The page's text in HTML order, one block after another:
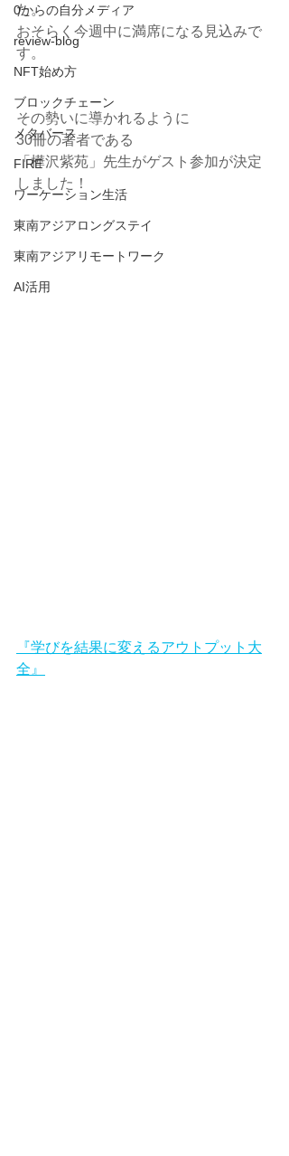
0からの自分メディア
review-blog
NFT始め方
ブロックチェーン
メタバース
FIRE
ワーケーション生活
東南アジアロングステイ
東南アジアリモートワーク
AI活用
た。
おそらく今週中に満席になる見込みで
す。
その勢いに導かれるように
30冊の著者である
「樺沢紫苑」先生がゲスト参加が決定
しました！
『学びを結果に変えるアウトプット大
全』